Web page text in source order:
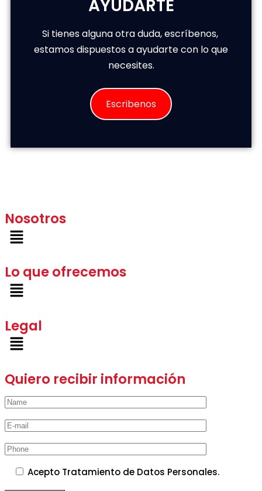
AYUDARTE
Si tienes alguna otra duda, escríbenos,
estamos dispuestos a ayudarte con lo que
necesites.
Escribenos
Nosotros
Lo que ofrecemos
Legal
Quiero recibir información
Acepto Tratamiento de Datos Personales.